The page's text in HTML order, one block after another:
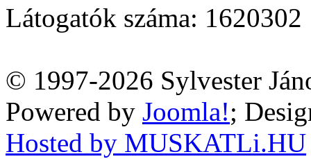
Látogatók száma: 1620302
© 1997-2026 Sylvester
Powered by Joomla!;
Hosted by MUSKATLi.HU